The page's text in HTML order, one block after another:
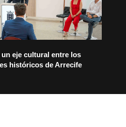
eje cultural entre los
históricos de Arrecife